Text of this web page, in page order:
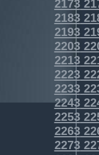
2173
2183
2193
2203
2213
2223
2233
2243
2253
2263
2273